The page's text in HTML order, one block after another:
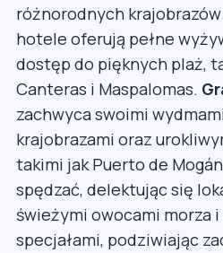
różnorodnych
hotele oferują pełne
dostęp do pięknych plaż,
Canteras i Maspalomas.
zachwyca swoimi
krajobrazami oraz
takimi jak Puerto de
spędzać, delektując się
świeżymi owocami morza
specjałami, podziwiając